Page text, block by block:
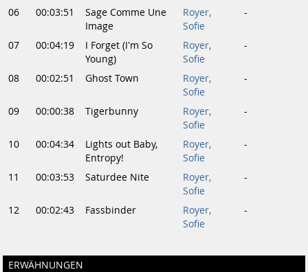
06 00:03:51
Sage Comme Une
Image
Royer,
Sofie
-
07 00:04:19
I Forget (I'm So
Young)
Royer,
Sofie
-
08 00:02:51 Ghost Town
Royer,
Sofie
-
09 00:00:38 Tigerbunny
Royer,
Sofie
-
10 00:04:34
Lights out Baby,
Entropy!
Royer,
Sofie
-
11 00:03:53 Saturdee Nite
Royer,
Sofie
-
12 00:02:43 Fassbinder
Royer,
Sofie
-
ERWÄHNUNGEN